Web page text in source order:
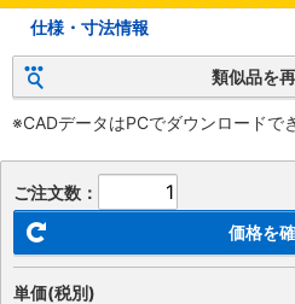
仕様・寸法情報
類似品を
※CADデータはPCでダウンロードで
ご注文数：
価格を
単価(税別)